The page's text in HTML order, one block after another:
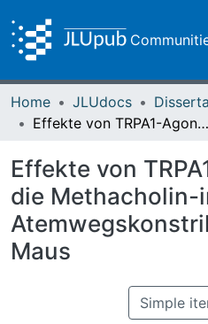
Home JLUdocs
Effekte von TRPA1-Agonisten auf die Methacholin-induzierte Atemwegskonstriktion bei der Maus
Effekte von
die Methacholin-
Maus
Simple